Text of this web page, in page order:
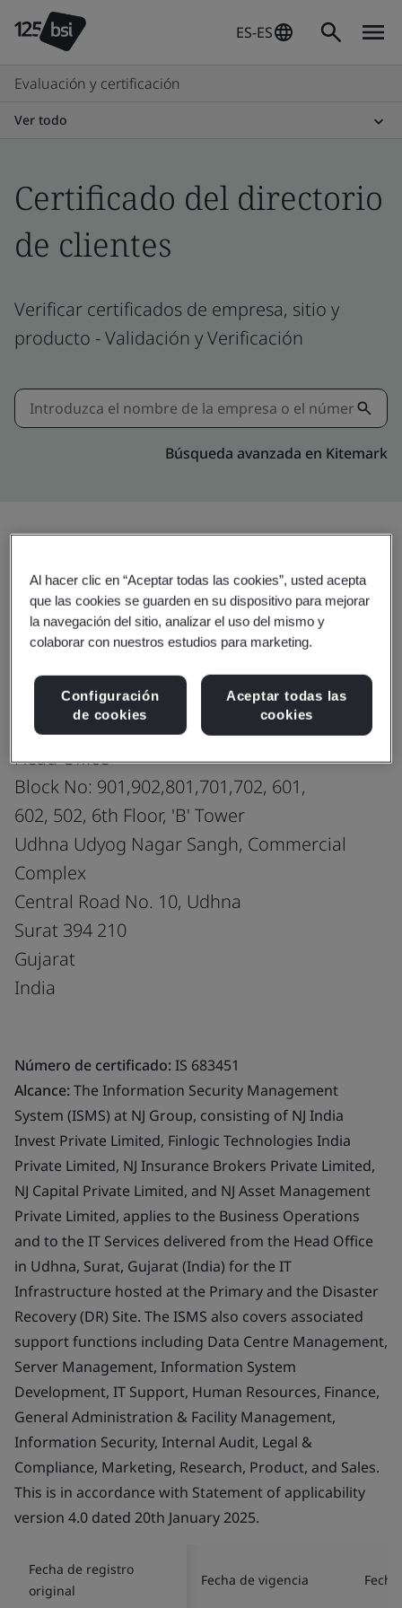
ES-ES
Evaluación y certificación
Ver todo
Certificado del directorio
de clientes
Verificar certificados de empresa, sitio y
producto - Validación y Verificación
Búsqueda avanzada en Kitemark
Compartir: Descargar
ISO/IEC 27001:2022
NJ Group
Head Office
Block No: 901,902,801,701,702, 601,
602, 502, 6th Floor, 'B' Tower
Udhna Udyog Nagar Sangh, Commercial
Complex
Central Road No. 10, Udhna
Surat 394 210
Gujarat
India
Número de certificado:IS 683451
Alcance:The Information Security Management
System (ISMS) at NJ Group, consisting of NJ India
Invest Private Limited, Finlogic Technologies India
Private Limited, NJ Insurance Brokers Private Limited,
NJ Capital Private Limited, and NJ Asset Management
Private Limited, applies to the Business Operations
and to the IT Services delivered from the Head Office
in Udhna, Surat, Gujarat (India) for the IT
Infrastructure hosted at the Primary and the Disaster
Recovery (DR) Site. The ISMS also covers associated
support functions including Data Centre Management,
Server Management, Information System
Development, IT Support, Human Resources, Finance,
General Administration & Facility Management,
Information Security, Internal Audit, Legal &
Compliance, Marketing, Research, Product, and Sales.
This is in accordance with Statement of applicability
version 4.0 dated 20th January 2025.
Fecha de registro
original
Fecha de vigencia
Al hacer clic en “Aceptar todas las cookies”, usted acepta
que las cookies se guarden en su dispositivo para mejorar
la navegación del sitio, analizar el uso del mismo y
colaborar con nuestros estudios para marketing.
Configuración
de cookies
Aceptar todas las
cookies